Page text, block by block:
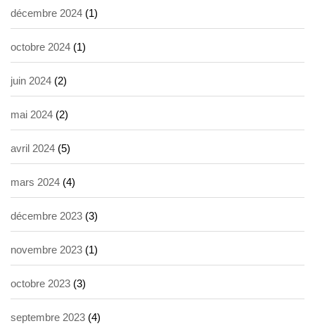
décembre 2024 (1)
octobre 2024 (1)
juin 2024 (2)
mai 2024 (2)
avril 2024 (5)
mars 2024 (4)
décembre 2023 (3)
novembre 2023 (1)
octobre 2023 (3)
septembre 2023 (4)